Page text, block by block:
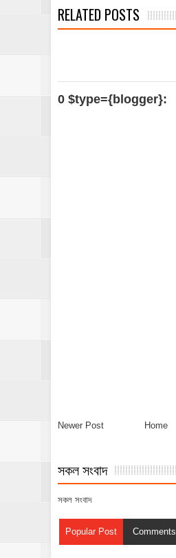
RELATED POSTS
0 $type={blogger}:
Newer Post Home
সকল সংবাদ
সকল সংবাদ
Popular Post Comments